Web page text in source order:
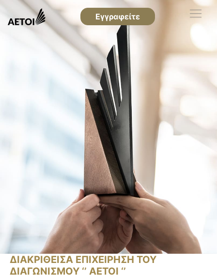
Εγγραφείτε
ΔΙΑΚΡΙΘΕΙΣΑ ΕΠΙΧΕΙΡΗΣΗ ΤΟΥ
ΔΙΑΓΩΝΙΣΜΟΥ ‘’ ΑΕΤΟΙ ‘’